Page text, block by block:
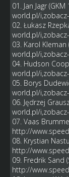
01. Jan Jagr (GKM
world.pl/
02. Łukasz
world.pl/
03. Karol Kleman
world.pl/
04. Hudson
world.pl/
05. Borys
world.pl/
06. Jędrzej
world.pl/
07. Vaas
http://
08. Krystian
http://
09. Fredrik Sand
http://